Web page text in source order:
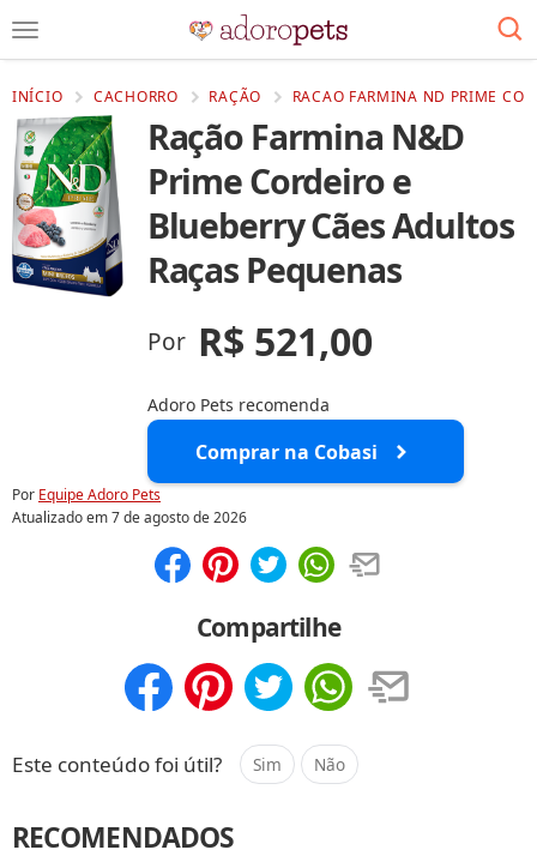
INÍCIO CACHORRO RAÇÃO RACAO FARMINA ND PRIME
Ração Farmina N&D
Prime Cordeiro e
Blueberry Cães Adultos
Raças Pequenas
Por R$ 521,00
Adoro Pets recomenda
Comprar na Cobasi
Por Equipe Adoro Pets
Atualizado em7 de agosto de 2026
Compartilhe
Este conteúdo foi útil? Sim Não
RECOMENDADOS